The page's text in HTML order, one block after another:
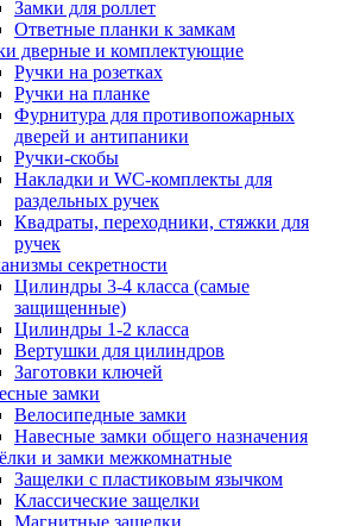
Замки для роллет
Ответные планки к замкам
дверные и комплектующие
Ручки на розетках
Ручки на планке
Фурнитура для противопожарных
дверей и антипаники
Ручки-скобы
Накладки и WC-комплекты для
раздельных ручек
Квадраты, переходники, стяжки для
ручек
секретности
Цилиндры 3-4 класса (самые
защищенные)
Цилиндры 1-2 класса
Вертушки для цилиндров
Заготовки ключей
замки
Велосипедные замки
Навесные замки общего назначения
и замки межкомнатные
Защелки с пластиковым язычком
Классические защелки
Магнитные защелки